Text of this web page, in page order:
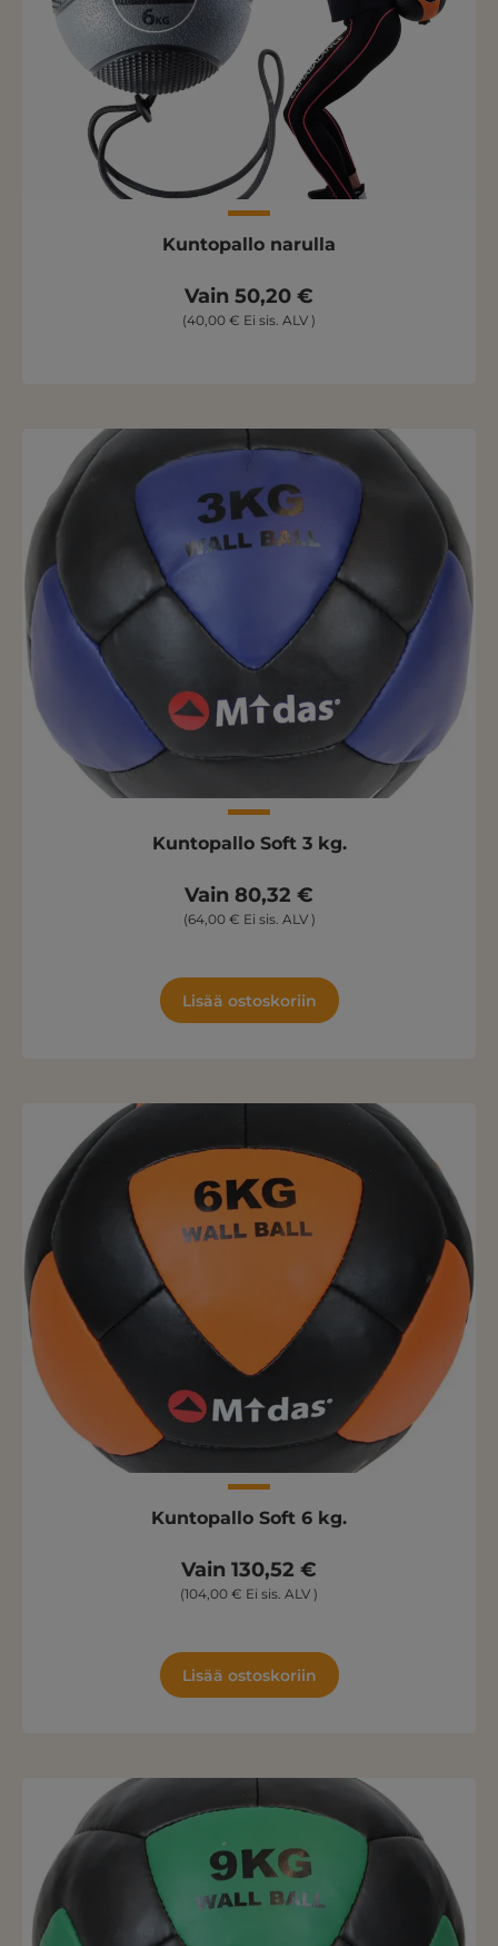
Kuntopallo narulla
Vain 50,20 €
(40,00 € Ei sis. ALV )
Kuntopallo Soft 3 kg.
Vain 80,32 €
(64,00 € Ei sis. ALV )
Lisää ostoskoriin
Kuntopallo Soft 6 kg.
Vain 130,52 €
(104,00 € Ei sis. ALV )
Lisää ostoskoriin